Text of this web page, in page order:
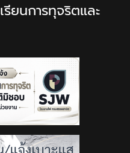
ยนการทุจริตและ